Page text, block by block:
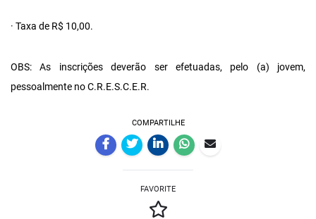
· Taxa de R$ 10,00.
OBS: As inscrições deverão ser efetuadas, pelo (a) jovem,
pessoalmente no C.R.E.S.C.E.R.
COMPARTILHE
FAVORITE